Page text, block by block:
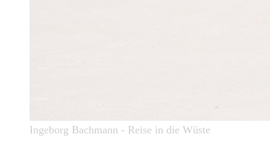
Ingeborg Bachmann - Reise in die Wüste